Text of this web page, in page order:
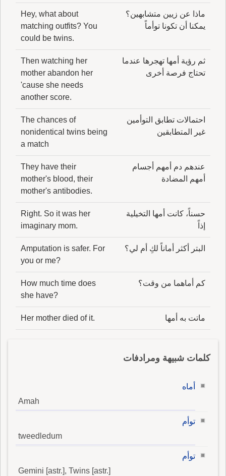
ماذا عن زيين متشابهين؟
يمكنا أن تكونا توأماً
Hey, what about
matching outfits? You
could be twins.
ثم رؤية أمها تهجرها عندما
تحتاج فرصة أخرى
Then watching her
mother abandon her
'cause she needs
another score.
احتمالات تطابق التوأمين
غير المتطابقين
The chances of
nonidentical twins being
a match
عندهم دم أمهم أجسام
أمهم المضادة
They have their
mother's blood, their
mother's antibodies.
حسناً، كانت أمها التخيلية
إذاً
Right. So it was her
imaginary mom.
البتر أكثر أماناً لكِ أم لي؟
Amputation is safer. For
you or me?
كم أماهما من وقت؟
How much time does
she have?
ماتت به أمها Her mother died of it.
كلمات شبيهة ومرادفات
أماه
Amah
توأم
tweedledum
توأم
Gemini [astr.], Twins [astr.]